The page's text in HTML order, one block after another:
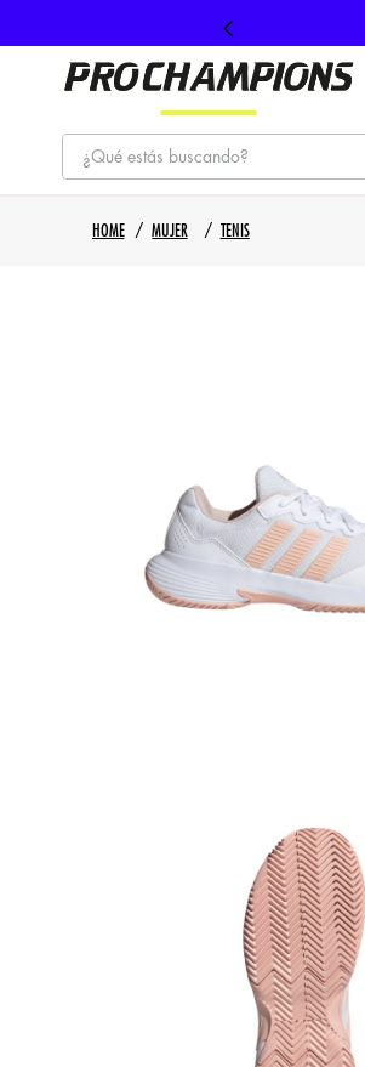
¿Qué estás buscando?
1. tenis
MUJER TENIS